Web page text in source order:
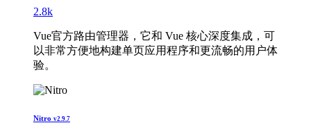
2.8k
Vue官方路由管理器，它和 Vue 核心深度集成，可
以非常方便地构建单页应用程序和更流畅的用户体
验。
Nitro v2.9.7